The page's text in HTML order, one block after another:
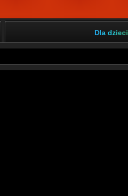
Dla dzieci